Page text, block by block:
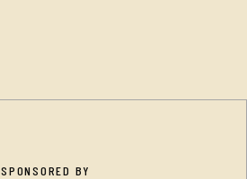
SPONSORED BY